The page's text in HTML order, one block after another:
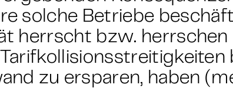
solche Betriebe
herrscht bzw. herrschen
zu ersparen, haben